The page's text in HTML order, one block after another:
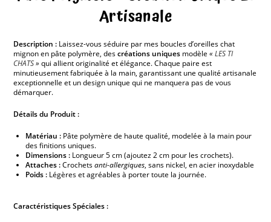
Artisanale
Description : Laissez-vous séduire par mes boucles d’oreilles chat
mignon en pâte polymère, descréations uniques modèle«LES TI
CHATS»qui allient originalité et élégance. Chaque paire est
minutieusement fabriquée à la main, garantissant une qualité artisanale
exceptionnelle et un design unique qui ne manquera pas de vous
démarquer.
Détails du Produit :
Matériau : Pâte polymère de haute qualité, modelée à la main pour
des finitions uniques.
Dimensions : Longueur 5 cm (ajoutez 2 cm pour les crochets).
Attaches :Crochetsanti-allergiques, sans nickel, en acier inoxydable
Poids : Légères et agréables à porter toute la journée.
Caractéristiques Spéciales :